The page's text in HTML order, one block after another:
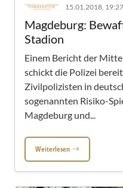
15.01.2018,
Magdeburg:
Stadion
Einem Bericht der
schickt die Polizei
Zivilpolizisten in
sogenannten Risiko-
Magdeburg und...
Weiterlesen